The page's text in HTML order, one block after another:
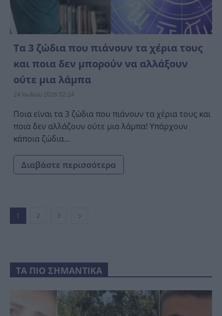
Τα 3 ζώδια που πιάνουν τα χέρια τους
και ποια δεν μπορούν να αλλάξουν
ούτε μια λάμπα
24 Ιουλίου 2026 02:24
Ποια είναι τα 3 ζώδια που πιάνουν τα χέρια τους και
ποια δεν αλλάζουν ούτε μια λάμπα! Υπάρχουν
κάποια ζώδια...
Διαβάστε περισσότερα
1 2 3
ΤΑ ΠΙΟ ΣΗΜΑΝΤΙΚΑ